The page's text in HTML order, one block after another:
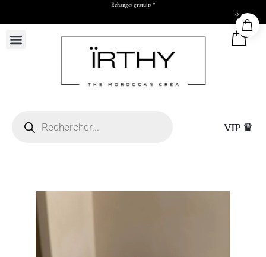
Payez en 2x ou 3x à partir de 500 dhs d’achats
0
VIP ♛
0
15,00DHS